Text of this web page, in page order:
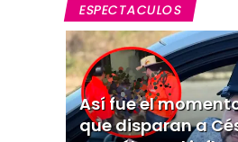
ESPECTACULOS
Así fue el
que disparan a